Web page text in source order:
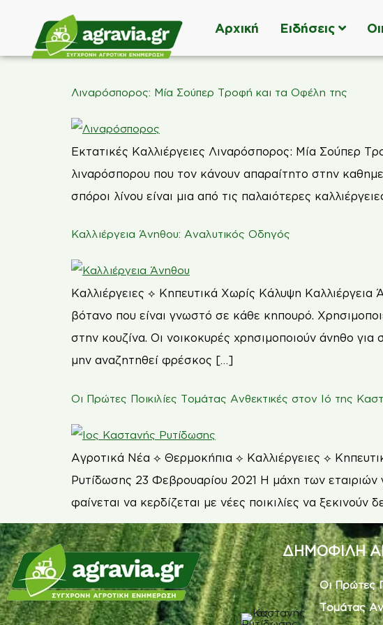
Αρχική Ειδήσεις
Λιναρόσπορος: Mία Σούπερ Τροφή και τα Οφέλη της
Εκτατικές Καλλιέργειες Λιναρόσπορος: Mία Σούπερ
λιναρόσπορου που τον κάνουν απαραίτητο στην
σπόροι λίνου είναι μια από τις παλαιότερες
Καλλιέργεια Άνηθου: Αναλυτικός Οδηγός
Καλλιέργειες ⟡ Κηπευτικά Χωρίς Κάλυψη
βότανο που είναι γνωστό σε κάθε κηπουρό.
στην κουζίνα. Οι νοικοκυρές χρησιμοποιούν άνηθο
μην αναζητηθεί φρέσκος […]
Οι Πρώτες Ποικιλίες Τομάτας Ανθεκτικές στον Ιό της
Αγροτικά Νέα ⟡ Θερμοκήπια ⟡ Καλλιέργειες ⟡
Ρυτίδωσης 23 Φεβρουαρίου 2021 Η μάχη των εταιριών
φαίνεται να κερδίζεται με νέες ποικιλίες να
ΔΗΜΟΦΙΛΗ
Οι Πρώτες
Τομάτας